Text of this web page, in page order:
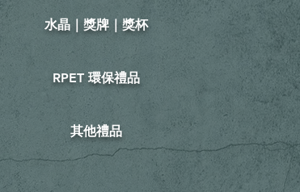
​水晶｜獎牌｜獎杯
RPET 環保禮品
其他禮品